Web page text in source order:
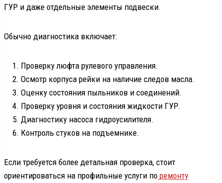
ГУР и даже отдельные элементы подвески.
Обычно диагностика включает:
Проверку люфта рулевого управления.
Осмотр корпуса рейки на наличие следов масла.
Оценку состояния пыльников и соединений.
Проверку уровня и состояния жидкости ГУР.
Диагностику насоса гидроусилителя.
Контроль стуков на подъемнике.
Если требуется более детальная проверка, стоит
ориентироваться на профильные услуги по ремонту